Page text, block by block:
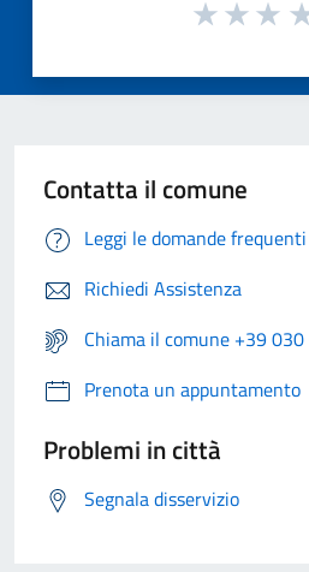
Contatta il comune
Leggi le domande frequenti
Richiedi Assistenza
Chiama il comune +39
Prenota un appuntamento
Problemi in città
Segnala disservizio